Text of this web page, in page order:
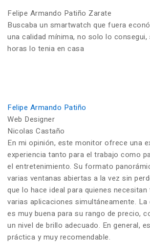
Felipe Armando Patiño Zarate
Buscaba un smartwatch que fuera
una calidad mínima, no solo lo consegui,
horas lo tenia en casa
Felipe Armando Patiño
Web Designer
Nicolas Castaño
En mi opinión, este monitor ofrece una
experiencia tanto para el trabajo como
el entretenimiento. Su formato
varias ventanas abiertas a la vez sin
que lo hace ideal para quienes
varias aplicaciones simultáneamente. La
es muy buena para su rango de precio,
un nivel de brillo adecuado. En general,
práctica y muy recomendable.